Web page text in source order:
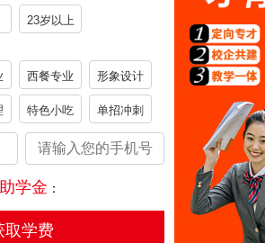
学西点西餐怎么样
激烈的当下，多元化技能成才已成
尚刚需属性、干净体面的工作环
23岁以上
西餐专业 形象设计
特色小吃 单招冲刺
学金 ：